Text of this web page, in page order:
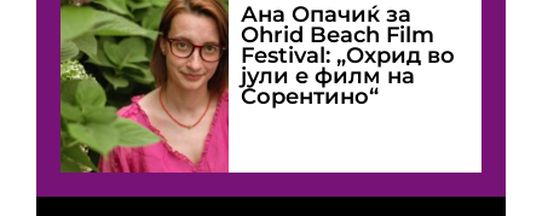
Ана Опачиќ за
Оhrid Beach Film
Festival: „Охрид во
јули е филм на
Сорентино“